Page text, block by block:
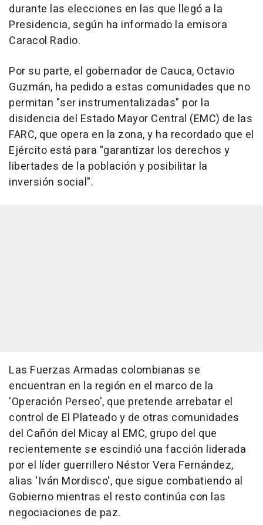
durante las elecciones en las que llegó a la
Presidencia, según ha informado la emisora
Caracol Radio.
Por su parte, el gobernador de Cauca, Octavio
Guzmán, ha pedido a estas comunidades que no
permitan "ser instrumentalizadas" por la
disidencia del Estado Mayor Central (EMC) de las
FARC, que opera en la zona, y ha recordado que el
Ejército está para "garantizar los derechos y
libertades de la población y posibilitar la
inversión social".
Las Fuerzas Armadas colombianas se
encuentran en la región en el marco de la
'Operación Perseo', que pretende arrebatar el
control de El Plateado y de otras comunidades
del Cañón del Micay al EMC, grupo del que
recientemente se escindió una facción liderada
por el líder guerrillero Néstor Vera Fernández,
alias 'Iván Mordisco', que sigue combatiendo al
Gobierno mientras el resto continúa con las
negociaciones de paz.